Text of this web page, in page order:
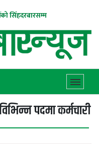
सिंहदरबारसम्म
पदमा कर्मचारी